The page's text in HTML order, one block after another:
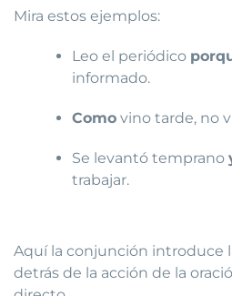
Mira estos ejemplos:
Leo el periódico
informado.
Como vino tarde, no
Se levantó temprano
trabajar.
Aquí la conjunción introduce
detrás de la acción de la